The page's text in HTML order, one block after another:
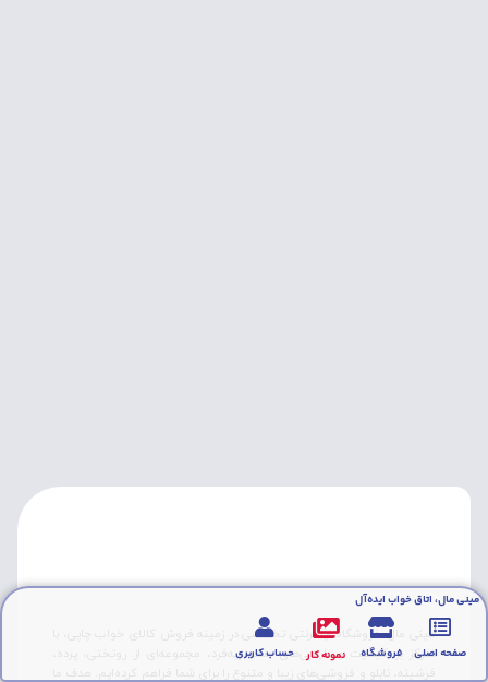
مینی مال، فروشگاه اینترنتی تخصصی در زمینه فروش کالای خواب چاپی، با
تمرکز بر کیفیت و طراحی‌های منحصربه‌فرد، مجموعه‌ای از روتختی‌، پرده،
مینی مال، اتاق خواب ایده‌آل
صفحه اصلی فروشگاه نمونه کار حساب کاربری